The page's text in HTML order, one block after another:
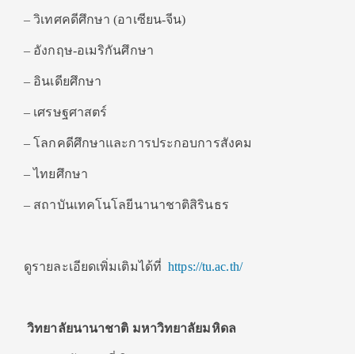
– วิเทศคดีศึกษา (อาเซียน-จีน)
– อังกฤษ-อเมริกันศึกษา
– อินเดียศึกษา
– เศรษฐศาสตร์
– โลกคดีศึกษาและการประกอบการสังคม
– ไทยศึกษา
– สถาบันเทคโนโลยีนานาชาติสิรินธร
ดูรายละเอียดเพิ่มเติมได้ที่https://tu.ac.th/
วิทยาลัยนานาชาติ มหาวิทยาลัยมหิดล